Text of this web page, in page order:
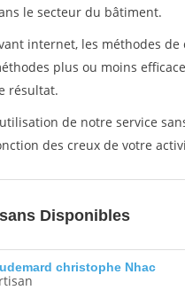
le secteur du bâtiment.
internet, les méthodes
plus ou moins
résultat.
de notre service
des creux de votre
Disponibles
christophe Nhac